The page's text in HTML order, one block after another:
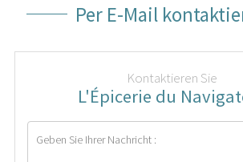
Per E-Mail
Kontaktieren Sie
L'Épicerie du